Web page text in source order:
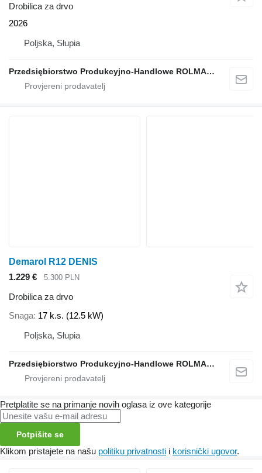
Drobilica za drvo
2026
Poljska, Słupia
Przedsiębiorstwo Produkcyjno-Handlowe ROLMAPOL Marcin Dziekan
Demarol R12 DENIS
1.229 €
5.300 PLN
Drobilica za drvo
Snaga 17 k.s. (12.5 kW)
Poljska, Słupia
Przedsiębiorstwo Produkcyjno-Handlowe ROLMAPOL Marcin Dziekan
Pretplatite se na primanje novih oglasa iz ove kategorije
Potpišite se
Klikom pristajete na našu politiku privatnosti i korisnički ugovor.